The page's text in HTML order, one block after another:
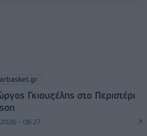
Γκιουζέλης στο Περιστέρι
- 08:27